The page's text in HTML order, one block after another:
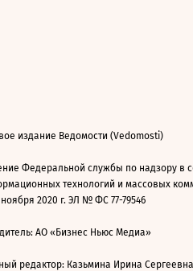
издание Ведомости (Vedomosti)
Федеральной службы по надзору в
технологий и массовых
ноября 2020 г. ЭЛ № ФС 77-79546
АО «Бизнес Ньюс Медиа»
редактор: Казьмина Ирина Сергеевна